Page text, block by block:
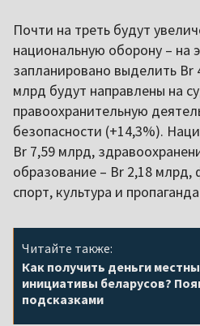
Почти на треть будут
национальную оборону – на
запланировано выделить
млрд будут направлены на
правоохранительную
безопасности (+14,3%).
Br 7,59 млрд,
образование – Br 2,18 млрд,
спорт, культура и
Читайте также:
Как получить деньги
инициативы беларусов?
подсказками